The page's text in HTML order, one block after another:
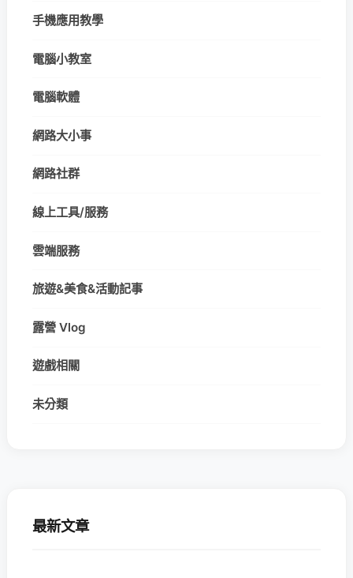
手機應用教學
電腦小教室
電腦軟體
網路大小事
網路社群
線上工具/服務
雲端服務
旅遊&美食&活動記事
露營 Vlog
遊戲相關
未分類
最新文章